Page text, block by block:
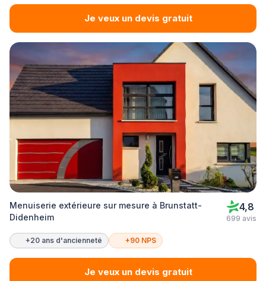
Je veux un devis gratuit
Menuiserie extérieure sur mesure à Brunstatt-
Didenheim
4,8
699 avis
+20 ans d'ancienneté +90 NPS
Je veux un devis gratuit